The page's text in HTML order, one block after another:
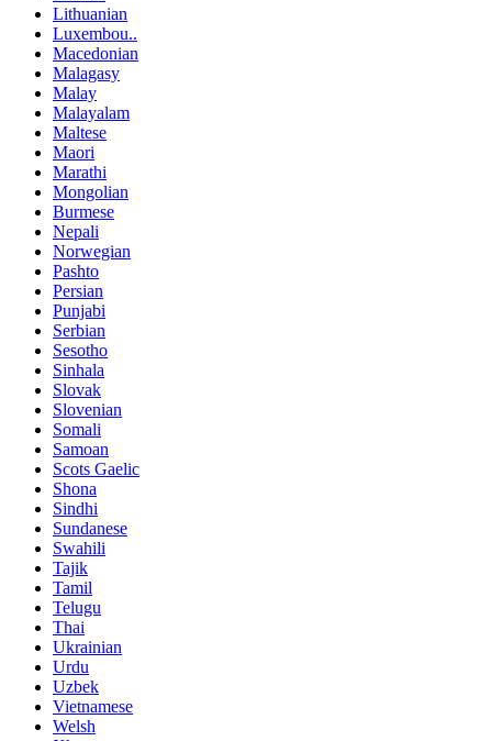
Lithuanian
Luxembou..
Macedonian
Malagasy
Malay
Malayalam
Maltese
Maori
Marathi
Mongolian
Burmese
Nepali
Norwegian
Pashto
Persian
Punjabi
Serbian
Sesotho
Sinhala
Slovak
Slovenian
Somali
Samoan
Scots Gaelic
Shona
Sindhi
Sundanese
Swahili
Tajik
Tamil
Telugu
Thai
Ukrainian
Urdu
Uzbek
Vietnamese
Welsh